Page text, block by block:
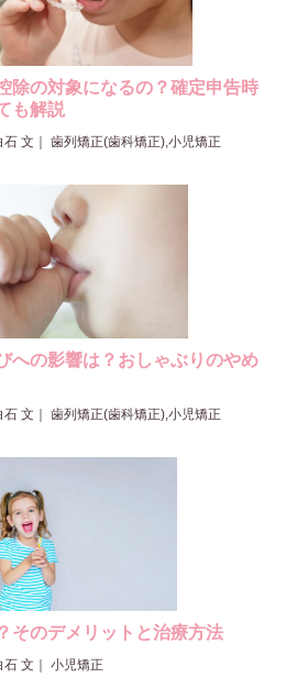
除の対象になるの？確定申告時
も解説
石 文 ｜ 歯列矯正(歯科矯正),小児矯正
への影響は？おしゃぶりのやめ
石 文 ｜ 歯列矯正(歯科矯正),小児矯正
そのデメリットと治療方法
石 文 ｜ 小児矯正